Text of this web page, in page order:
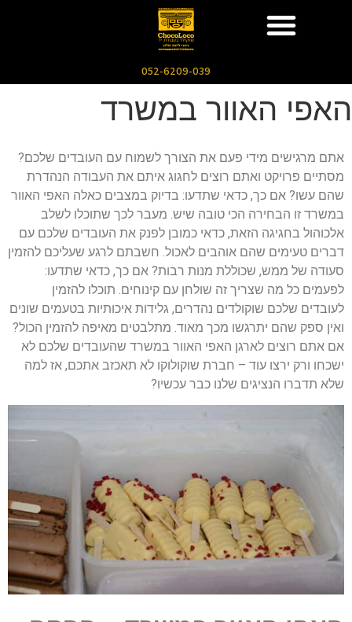
052-6209-039
האפי האוור במשרד
אתם מרגישים מידי פעם את הצורך לשמוח עם העובדים שלכם?
מסתיים פרויקט ואתם רוצים לחגוג איתם את העבודה הנהדרת
שהם עשו? אם כך, כדאי שתדעו: בדיוק במצבים כאלה האפי האוור
במשרד זו הבחירה הכי טובה שיש. מעבר לכך שתוכלו לשלב
אלכוהול בחגיגה הזאת, כדאי כמובן לפנק את העובדים שלכם עם
דברים טעימים שהם אוהבים לאכול. חשבתם לרגע שעליכם להזמין
סעודה של ממש, שכוללת מנות רבות? אם כך, כדאי שתדעו:
לפעמים כל מה שצריך זה שולחן עם קינוחים. תוכלו להזמין
לעובדים שלכם שוקולדים נהדרים, גלידות איכותיות בטעמים שונים
ואין ספק שהם יתרגשו מכך מאוד. מתלבטים מאיפה להזמין הכול?
אם אתם רוצים לארגן האפי האוור במשרד שהעובדים שלכם לא
ישכחו ורק ירצו עוד – חברת שוקולוקו לא תאכזב אתכם, אז למה
שלא תדברו הנציגים שלנו כבר עכשיו?